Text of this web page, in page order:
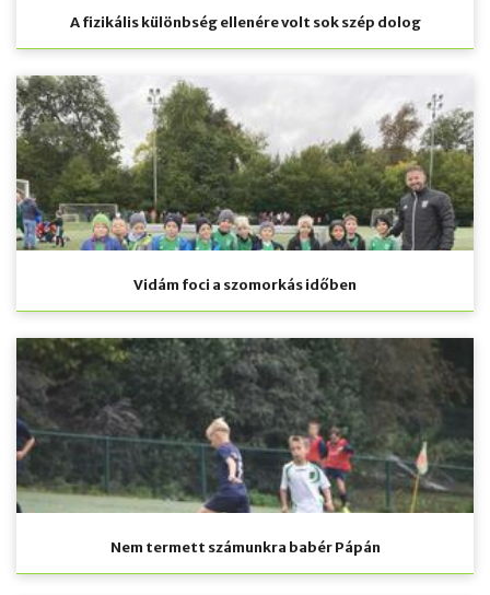
A fizikális különbség ellenére volt sok szép dolog
Vidám foci a szomorkás időben
Nem termett számunkra babér Pápán